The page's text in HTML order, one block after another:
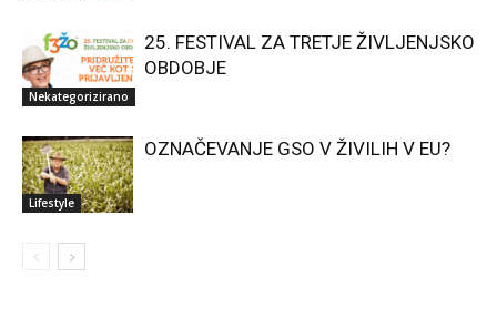
Nekategorizirano
25. FESTIVAL ZA TRETJE ŽIVLJENJSKO
OBDOBJE
Lifestyle
OZNAČEVANJE GSO V ŽIVILIH V EU?